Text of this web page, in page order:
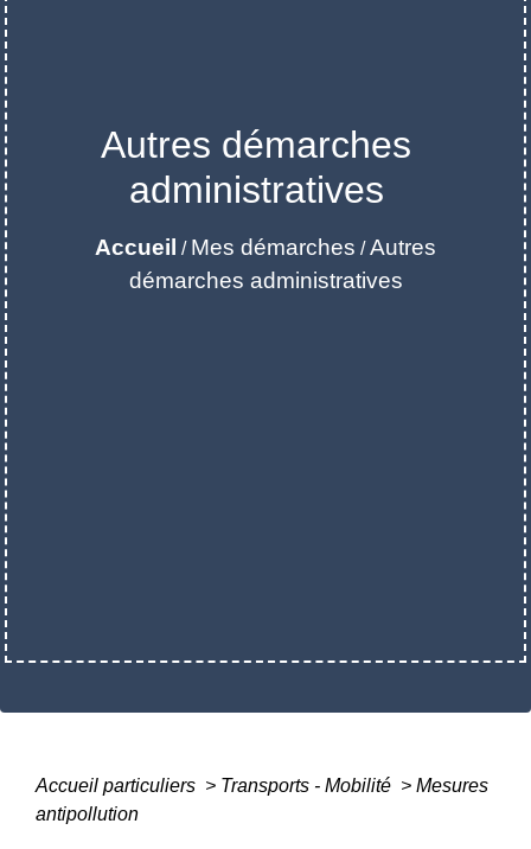
Autres démarches
administratives
Accueil / Mes démarches /Autres
démarches administratives
Accueil particuliers > Transports - Mobilité > Mesures
antipollution